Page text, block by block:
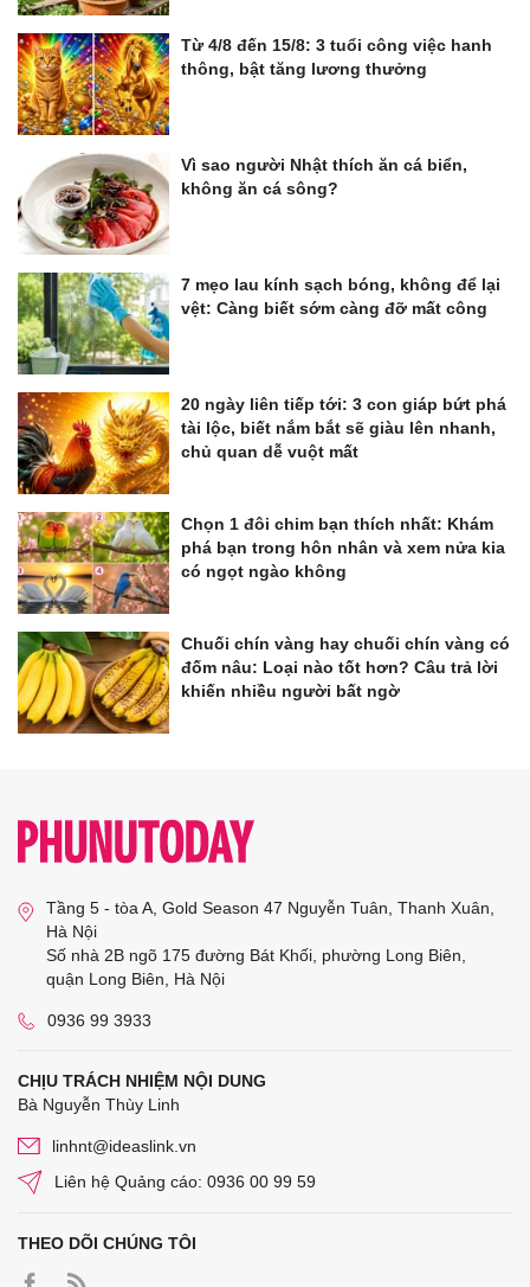
Từ 4/8 đến 15/8: 3 tuổi công việc hanh
thông, bật tăng lương thưởng
Vì sao người Nhật thích ăn cá biển,
không ăn cá sông?
7 mẹo lau kính sạch bóng, không để lại
vệt: Càng biết sớm càng đỡ mất công
20 ngày liên tiếp tới: 3 con giáp bứt phá
tài lộc, biết nắm bắt sẽ giàu lên nhanh,
chủ quan dễ vuột mất
Chọn 1 đôi chim bạn thích nhất: Khám
phá bạn trong hôn nhân và xem nửa kia
có ngọt ngào không
Chuối chín vàng hay chuối chín vàng có
đốm nâu: Loại nào tốt hơn? Câu trả lời
khiến nhiều người bất ngờ
Tầng 5 - tòa A, Gold Season 47 Nguyễn Tuân, Thanh Xuân,
Hà Nội
Số nhà 2B ngõ 175 đường Bát Khối, phường Long Biên,
quận Long Biên, Hà Nội
0936 99 3933
CHỊU TRÁCH NHIỆM NỘI DUNG
Bà Nguyễn Thùy Linh
linhnt@ideaslink.vn
Liên hệ Quảng cáo: 0936 00 99 59
THEO DÕI CHÚNG TÔI